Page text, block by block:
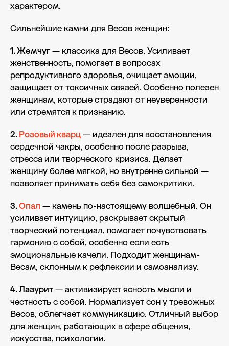
характером.
Сильнейшие камни для Весов женщин:
1. Жемчуг — классика для Весов. Усиливает
женственность, помогает в вопросах
репродуктивного здоровья, очищает эмоции,
защищает от токсичных связей. Особенно полезен
женщинам, которые страдают от неуверенности
или стремятся к признанию.
2. Розовый кварц — идеален для восстановления
сердечной чакры, особенно после разрыва,
стресса или творческого кризиса. Делает
женщину более мягкой, но внутренне сильной —
позволяет принимать себя без самокритики.
3.Опал — камень по-настоящему волшебный. Он
усиливает интуицию, раскрывает скрытый
творческий потенциал, помогает почувствовать
гармонию с собой, особенно если есть
эмоциональные качели. Подходит женщинам-
Весам, склонным к рефлексии и самоанализу.
4. Лазурит — активизирует ясность мысли и
честность с собой. Нормализует сон у тревожных
Весов, облегчает коммуникацию. Отличный выбор
для женщин, работающих в сфере общения,
искусства, психологии.